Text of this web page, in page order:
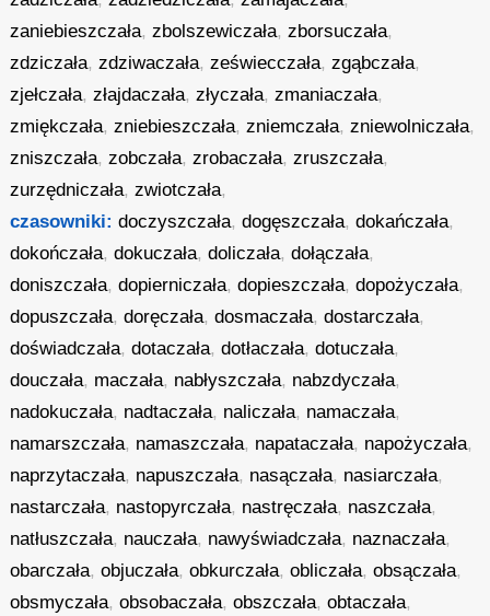
zaniebieszczała,zbolszewiczała,zborsuczała,
zdziczała,zdziwaczała,zeświecczała,zgąbczała,
zjełczała,złajdaczała,złyczała,zmaniaczała,
zmiękczała,zniebieszczała,zniemczała,zniewolniczała,
zniszczała,zobczała,zrobaczała,zruszczała,
zurzędniczała,zwiotczała,
czasowniki: doczyszczała,dogęszczała,dokańczała,
dokończała,dokuczała,doliczała,dołączała,
doniszczała,dopierniczała,dopieszczała,dopożyczała,
dopuszczała,doręczała,dosmaczała,dostarczała,
doświadczała,dotaczała,dotłaczała,dotuczała,
douczała, maczała, nabłyszczała, nabzdyczała,
nadokuczała, nadtaczała, naliczała, namaczała,
namarszczała, namaszczała, napataczała, napożyczała,
naprzytaczała, napuszczała, nasączała, nasiarczała,
nastarczała, nastopyrczała, nastręczała, naszczała,
natłuszczała, nauczała, nawyświadczała, naznaczała,
obarczała,objuczała,obkurczała,obliczała,obsączała,
obsmyczała,obsobaczała,obszczała,obtaczała,